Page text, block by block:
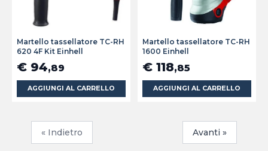
Martello tassellatore TC-RH
620 4F Kit Einhell
€ 94,89
AGGIUNGI AL CARRELLO
Martello tassellatore TC-RH
1600 Einhell
€ 118,85
AGGIUNGI AL CARRELLO
« Indietro Avanti »